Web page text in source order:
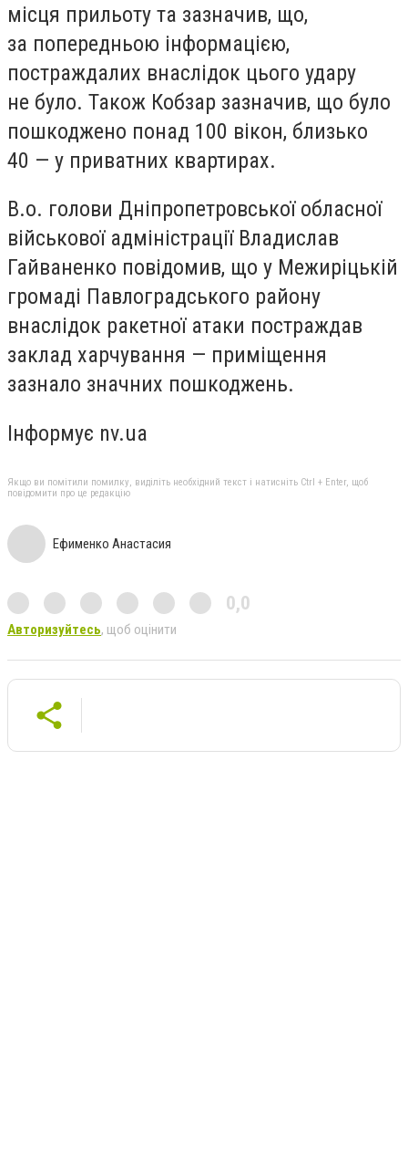
місця прильоту та зазначив, що,
за попередньою інформацією,
постраждалих внаслідок цього удару
не було. Також Кобзар зазначив, що було
пошкоджено понад 100 вікон, близько
40 — у приватних квартирах.
В.о. голови Дніпропетровської обласної
військової адміністрації Владислав
Гайваненко повідомив, що у Межиріцькій
громаді Павлоградського району
внаслідок ракетної атаки постраждав
заклад харчування — приміщення
зазнало значних пошкоджень.
Інформує nv.ua
Якщо ви помітили помилку, виділіть необхідний текст і натисніть Ctrl + Enter, щоб
повідомити про це редакцію
Ефименко Анастасия
0,0
Авторизуйтесь, щоб оцінити